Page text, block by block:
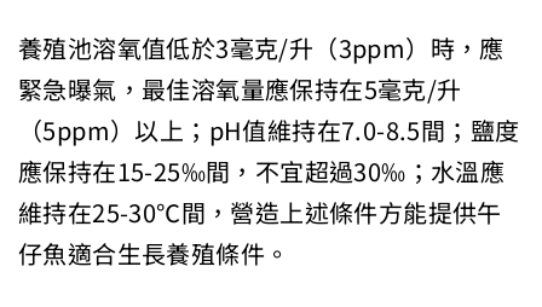
養殖池溶氧值低於3毫克/升（3ppm）時，應
緊急曝氣，最佳溶氧量應保持在5毫克/升
（5ppm）以上；pH值維持在7.0-8.5間；鹽度
應保持在15-25‰間，不宜超過30‰；水溫應
維持在25-30℃間，營造上述條件方能提供午
仔魚適合生長養殖條件。